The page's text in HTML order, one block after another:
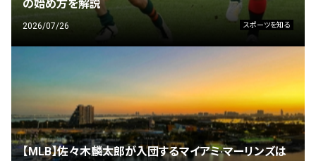
の始め方を解説
2026/07/26 スポーツを知る
【MLB】佐々木麟太郎が入団するマイアミ·マーリンズは